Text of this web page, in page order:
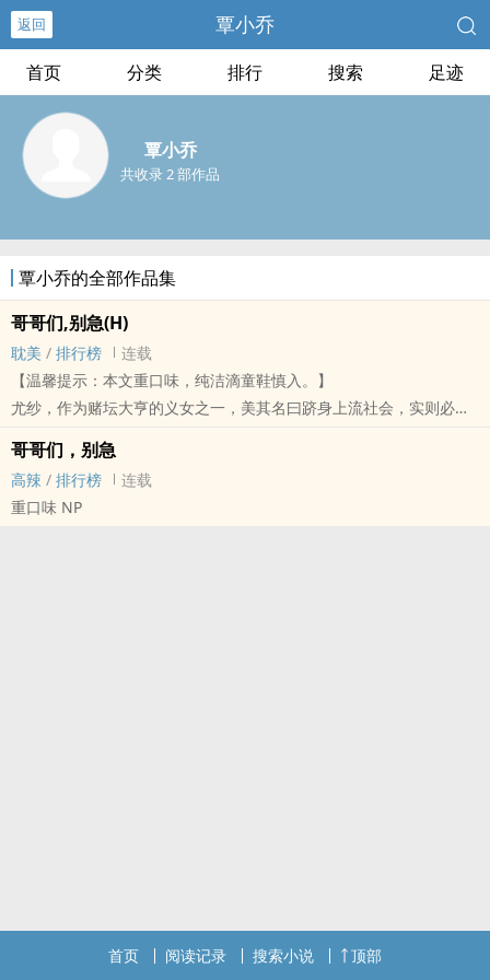
返回 覃小乔
首页 分类 排行 搜索 足迹
覃小乔
共收录 2 部作品
覃小乔的全部作品集
哥哥们,别急(H)
耽美 / 排行榜
连载
【温馨提示：本文重口味，纯洁滴童鞋慎入。】
尤纱，作为赌坛大亨的义女之一，美其名曰跻身上流社会，实则必须
混迹在男人圈里面，她游刃有余，哄得众多男人为其神魂颠倒。
左辰，大亨的第一子，行事果断狠辣，房地产行业号称“雷霆一击”的
年轻总裁。
哥哥们，别急
­高‌‍‍辣​­ / 排行榜
连载
重口味 NP
首页 阅读记录 搜索小说 顶部